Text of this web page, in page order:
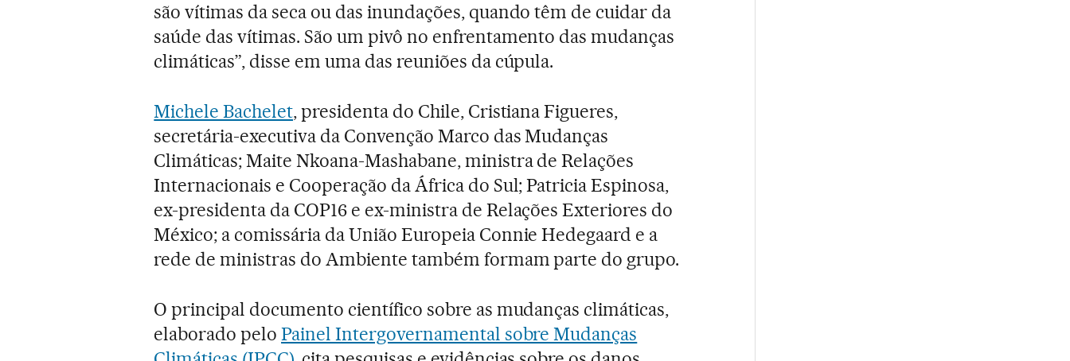
são vítimas da seca ou das inundações, quando têm de cuidar da
saúde das vítimas. São um pivô no enfrentamento das mudanças
climáticas”, disse em uma das reuniões da cúpula.
Michele Bachelet, presidenta do Chile, Cristiana Figueres,
secretária-executiva da Convenção Marco das Mudanças
Climáticas; Maite Nkoana-Mashabane, ministra de Relações
Internacionais e Cooperação da África do Sul; Patricia Espinosa,
ex-presidenta da COP16 e ex-ministra de Relações Exteriores do
México; a comissária da União Europeia Connie Hedegaard e a
rede de ministras do Ambiente também formam parte do grupo.
O principal documento científico sobre as mudanças climáticas,
elaborado peloPainel Intergovernamental sobre Mudanças